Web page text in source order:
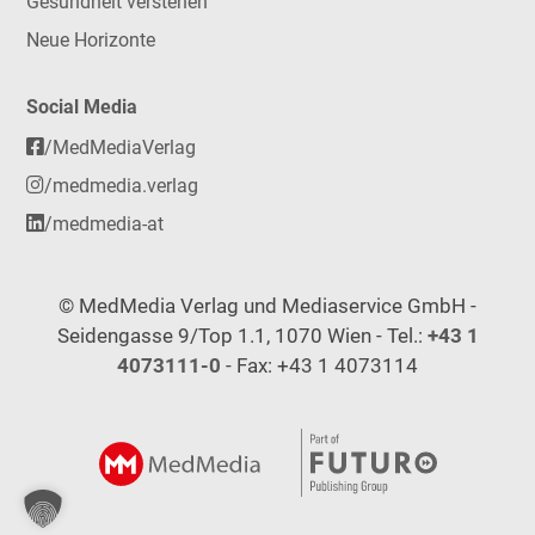
Neue Horizonte
Social Media
/MedMediaVerlag
/medmedia.verlag
/medmedia-at
© MedMedia Verlag und Mediaservice GmbH -
Seidengasse 9/Top 1.1, 1070 Wien - Tel.: +43 1
4073111-0 - Fax: +43 1 4073114